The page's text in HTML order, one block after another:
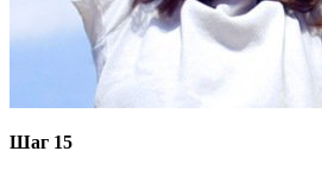
Шаг 15